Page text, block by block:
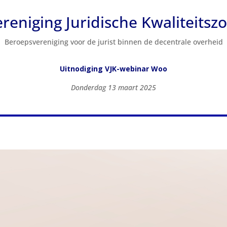
Juridische
Beroepsvereniging voor de jurist binnen de decentrale overheid
Uitnodiging VJK-webinar Woo
Donderdag 13 maart 2025